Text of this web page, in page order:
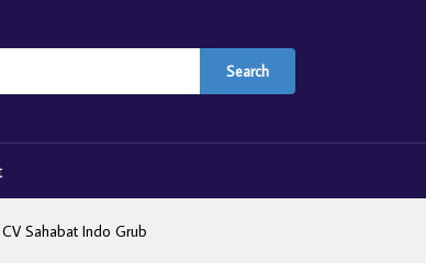
Search
Sahabat Indo Grub